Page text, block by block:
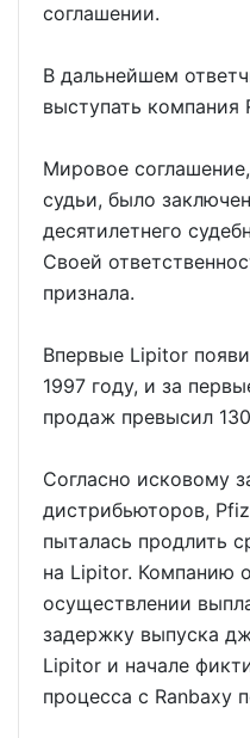
соглашении.
В дальнейшем
выступать компания
Мировое
судьи, было
десятилетнего
Своей
признала.
Впервые Lipitor
1997 году, и за
продаж превысил
Согласно исковому
дистрибьюторов,
пыталась продлить
на Lipitor. Компанию
осуществлении
задержку выпуска
Lipitor и начале
процесса с Ranbaxy